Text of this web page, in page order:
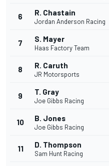
6 R. Chastain
Jordan Anderson Racing
7 S. Mayer
Haas Factory Team
8 R. Caruth
JR Motorsports
9 T. Gray
Joe Gibbs Racing
10 B. Jones
Joe Gibbs Racing
11 D. Thompson
Sam Hunt Racing